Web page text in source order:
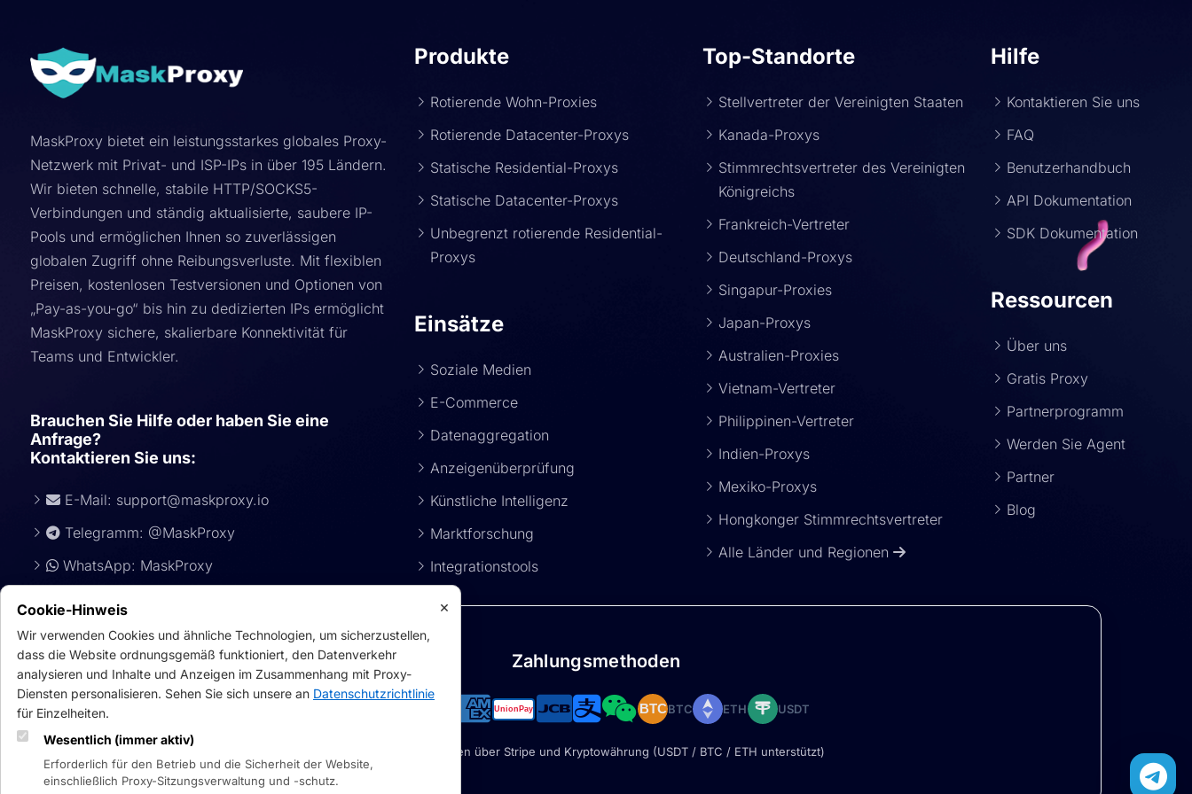
MaskProxy bietet ein leistungsstarkes globales Proxy-
Netzwerk mit Privat- und ISP-IPs in über 195 Ländern.
Wir bieten schnelle, stabile HTTP/SOCKS5-
Verbindungen und ständig aktualisierte, saubere IP-
Pools und ermöglichen Ihnen so zuverlässigen
globalen Zugriff ohne Reibungsverluste. Mit flexiblen
Preisen, kostenlosen Testversionen und Optionen von
„Pay-as-you-go“ bis hin zu dedizierten IPs ermöglicht
MaskProxy sichere, skalierbare Konnektivität für
Teams und Entwickler.
Brauchen Sie Hilfe oder haben Sie eine
Anfrage?
Kontaktieren Sie uns:
E-Mail: support@maskproxy.io
Telegramm: @MaskProxy
WhatsApp: MaskProxy
Produkte
Rotierende Wohn-Proxies
Rotierende Datacenter-Proxys
Statische Residential-Proxys
Statische Datacenter-Proxys
Unbegrenzt rotierende Residential-
Proxys
Einsätze
Soziale Medien
E-Commerce
Datenaggregation
Anzeigenüberprüfung
Künstliche Intelligenz
Marktforschung
Integrationstools
Top-Standorte
Stellvertreter der Vereinigten Staaten
Kanada-Proxys
Stimmrechtsvertreter des Vereinigten
Königreichs
Frankreich-Vertreter
Deutschland-Proxys
Singapur-Proxies
Japan-Proxys
Australien-Proxies
Vietnam-Vertreter
Philippinen-Vertreter
Indien-Proxys
Mexiko-Proxys
Hongkonger Stimmrechtsvertreter
Alle Länder und Regionen
Hilfe
Kontaktieren Sie uns
FAQ
Benutzerhandbuch
API Dokumentation
SDK Dokumentation
Ressourcen
Über uns
Gratis Proxy
Partnerprogramm
Werden Sie Agent
Partner
Blog
Zahlungsmethoden
BTCBTC ETH USDT
Sichere Zahlungen über Stripe und Kryptowährung (USDT / BTC / ETH unterstützt)
×
Cookie-Hinweis
Wir verwenden Cookies und ähnliche Technologien, um sicherzustellen,
dass die Website ordnungsgemäß funktioniert, den Datenverkehr
analysieren und Inhalte und Anzeigen im Zusammenhang mit Proxy-
Diensten personalisieren. Sehen Sie sich unsere an Datenschutzrichtlinie
für Einzelheiten.
Wesentlich (immer aktiv)
Erforderlich für den Betrieb und die Sicherheit der Website,
einschließlich Proxy-Sitzungsverwaltung und -schutz.